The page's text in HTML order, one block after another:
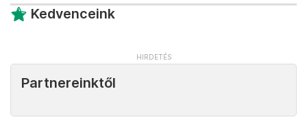
Kedvenceink
Partnereinktől